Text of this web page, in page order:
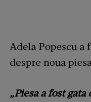
Adela Popescu a
despre noua
„Piesa a fost